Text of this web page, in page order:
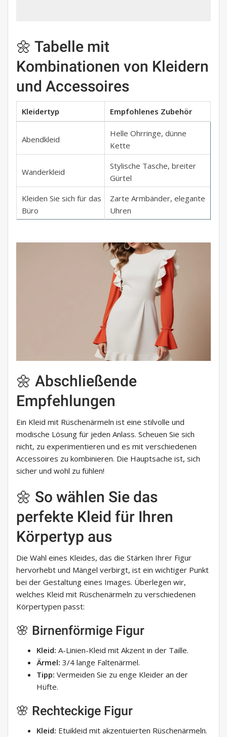
🌼 Tabelle mit
Kombinationen von Kleidern
und Accessoires
Kleidertyp Empfohlenes Zubehör
Abendkleid
Helle Ohrringe, dünne
Kette
Wanderkleid
Stylische Tasche, breiter
Gürtel
Kleiden Sie sich für das
Büro
Zarte Armbänder, elegante
Uhren
🌼 Abschließende
Empfehlungen
Ein Kleid mit Rüschenärmeln ist eine stilvolle und
modische Lösung für jeden Anlass. Scheuen Sie sich
nicht, zu experimentieren und es mit verschiedenen
Accessoires zu kombinieren. Die Hauptsache ist, sich
sicher und wohl zu fühlen!
🌼 So wählen Sie das
perfekte Kleid für Ihren
Körpertyp aus
Die Wahl eines Kleides, das die Stärken Ihrer Figur
hervorhebt und Mängel verbirgt, ist ein wichtiger Punkt
bei der Gestaltung eines Images. Überlegen wir,
welches Kleid mit Rüschenärmeln zu verschiedenen
Körpertypen passt:
🌸 Birnenförmige Figur
Kleid: A-Linien-Kleid mit Akzent in der Taille.
Ärmel: 3/4 lange Faltenärmel.
Tipp: Vermeiden Sie zu enge Kleider an der
Hüfte.
🌸 Rechteckige Figur
Kleid: Etuikleid mit akzentuierten Rüschenärmeln.